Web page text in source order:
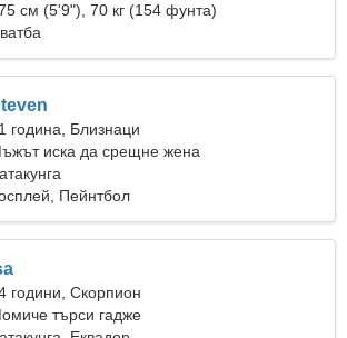
см (5'9"), 70 кг (154 фунта)
година, Близнаци
иска да срещне жена
Пейнтбол
години, Скорпион
търси гадже